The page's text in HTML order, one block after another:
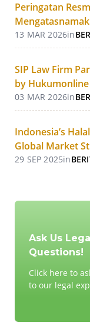
Peringatan
13 MAR 2026in
SIP Law Firm
by Hukumonline
03 MAR 2026in
Indonesia’s
Global Market
29 SEP 2025in
Ask Us
Questions!
Click here to
to our legal